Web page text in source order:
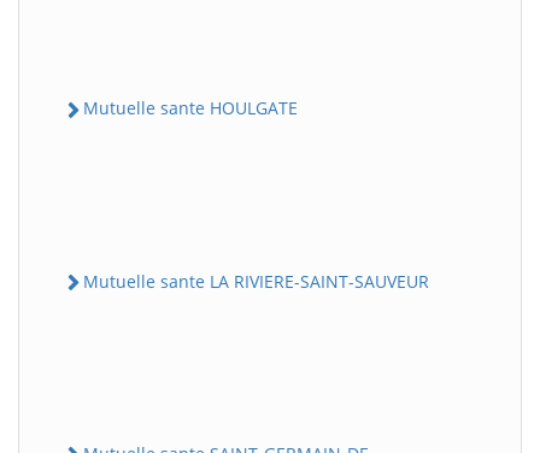
Mutuelle sante HOULGATE
Mutuelle sante LA RIVIERE-SAINT-SAUVEUR